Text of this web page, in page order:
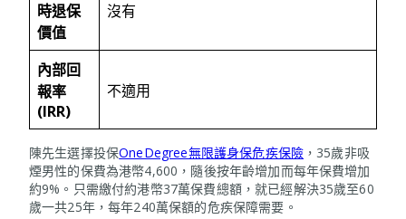
時退保
價值
沒有
內部回
報率
(IRR)
不適用
陳先生選擇投保OneDegree無限護身保危疾保險 ，35歲非吸
煙男性的保費為港幣4,600，隨後按年齡增加而每年保費增加
約9%。只需繳付約港幣37萬保費總額，就已經解決35歲至60
歲一共25年，每年240萬保額的危疾保障需要。